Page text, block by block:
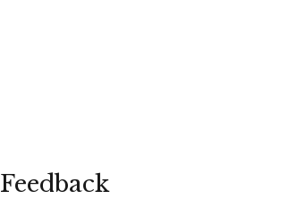
Feedback